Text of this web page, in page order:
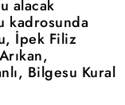
alacak
kadrosunda
İpek Filiz
Bilgesu Kural